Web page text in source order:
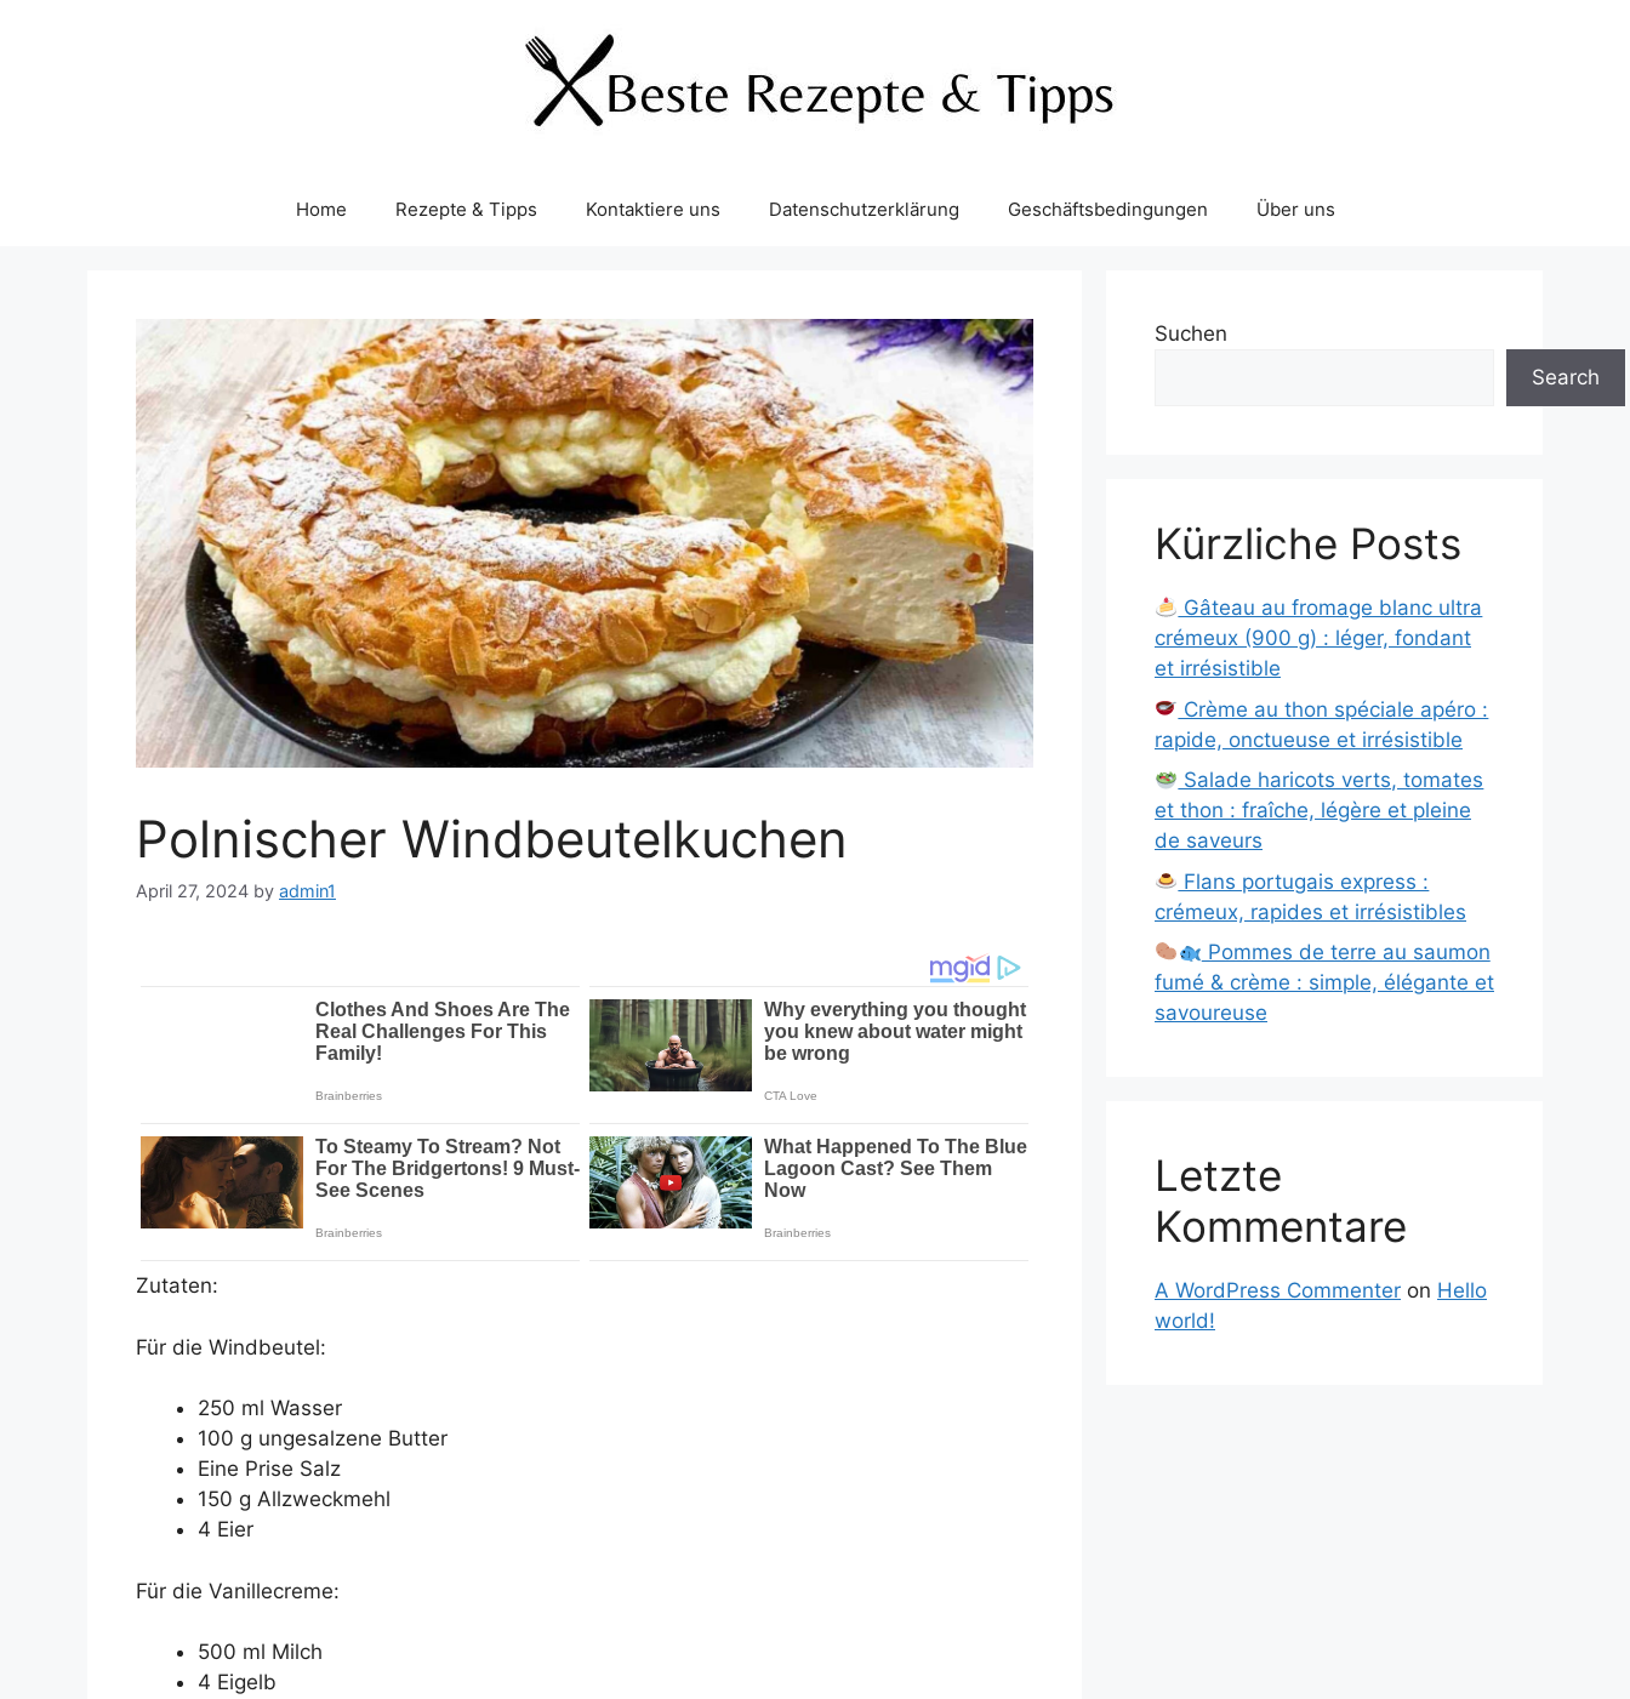
Home Rezepte & Tipps Kontaktiere uns Datenschutzerklärung Geschäftsbedingungen Über uns
Polnischer Windbeutelkuchen
April 27, 2024 by admin1
Zutaten:
Für die Windbeutel:
250 ml Wasser
100 g ungesalzene Butter
Eine Prise Salz
150 g Allzweckmehl
4 Eier
Für die Vanillecreme:
500 ml Milch
4 Eigelb
Suchen
Search
Kürzliche Posts
Gâteau au fromage blanc ultra
crémeux (900 g) : léger, fondant
et irrésistible
Crème au thon spéciale apéro :
rapide, onctueuse et irrésistible
Salade haricots verts, tomates
et thon : fraîche, légère et pleine
de saveurs
Flans portugais express :
crémeux, rapides et irrésistibles
Pommes de terre au saumon
fumé & crème : simple, élégante et
savoureuse
Letzte
Kommentare
A WordPress Commenter on Hello
world!